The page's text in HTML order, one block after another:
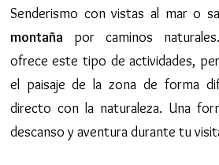
Senderismo con vistas al mar o
montañapor caminos
ofrece este tipo de actividades,
el paisaje de la zona de forma
directo con la naturaleza. Una
descanso y aventura durante tu